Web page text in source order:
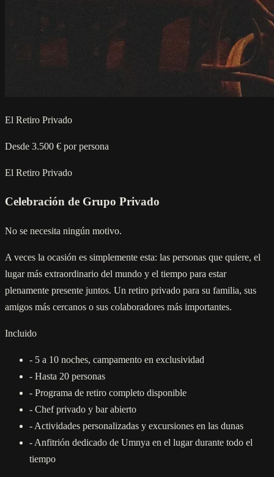
El Retiro Privado
Desde 3.500 € por persona
El Retiro Privado
Celebración de Grupo Privado
No se necesita ningún motivo.
A veces la ocasión es simplemente esta: las personas que quiere, el
lugar más extraordinario del mundo y el tiempo para estar
plenamente presente juntos. Un retiro privado para su familia, sus
amigos más cercanos o sus colaboradores más importantes.
Incluido
- 5 a 10 noches, campamento en exclusividad
- Hasta 20 personas
- Programa de retiro completo disponible
- Chef privado y bar abierto
- Actividades personalizadas y excursiones en las dunas
- Anfitrión dedicado de Umnya en el lugar durante todo el
tiempo